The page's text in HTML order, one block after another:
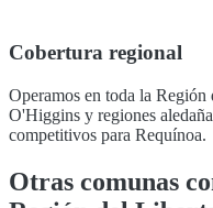
Cobertura regional
Operamos en toda la
O'Higgins y regiones
competitivos para Requínoa.
Otras comunas